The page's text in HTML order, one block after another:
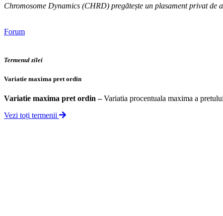
Chromosome Dynamics (CHRD) pregătește un plasament privat
Forum
Termenul zilei
Variatie maxima pret ordin
Variatie maxima pret ordin –Variatia procentuala maxima a
Vezi toți termenii